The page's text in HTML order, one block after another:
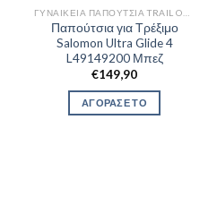
Παπούτσια για Τρέξιμο
Salomon Ultra Glide 4
L49149200 Μπεζ
€149,90
ΑΓΟΡΑΣΕ ΤΟ